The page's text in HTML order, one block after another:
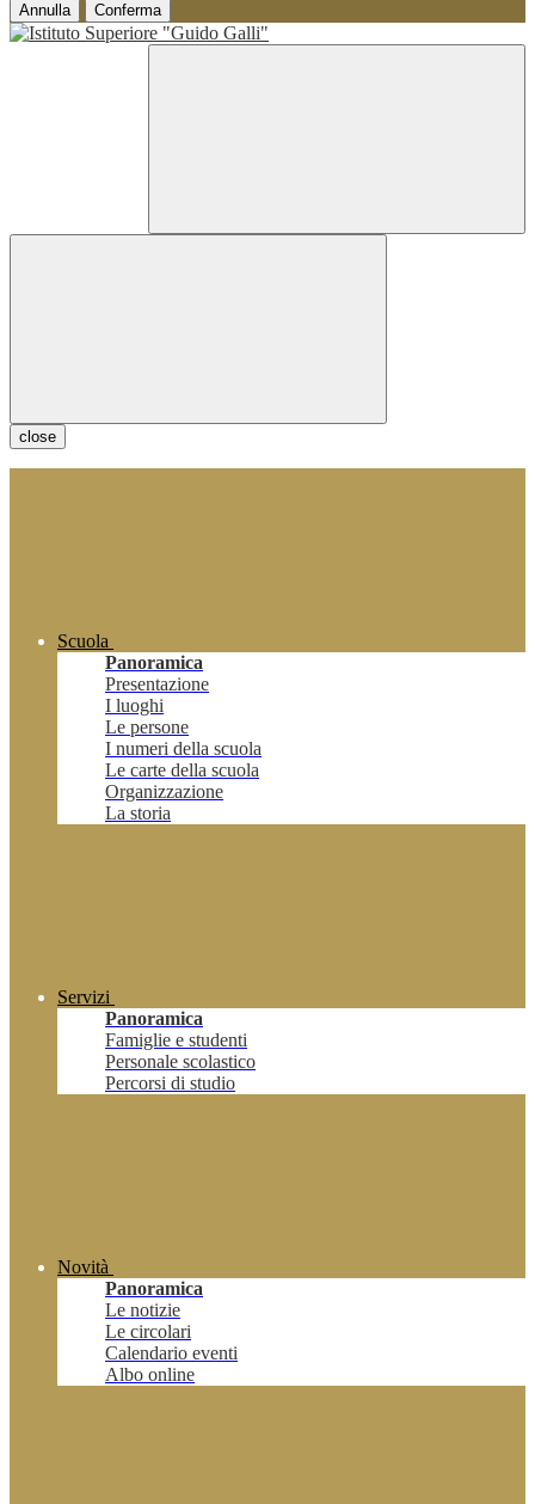
Annulla Conferma
close
Scuola
Panoramica
Presentazione
I luoghi
Le persone
I numeri della scuola
Le carte della scuola
Organizzazione
La storia
Servizi
Panoramica
Famiglie e studenti
Personale scolastico
Percorsi di studio
Novità
Panoramica
Le notizie
Le circolari
Calendario eventi
Albo online